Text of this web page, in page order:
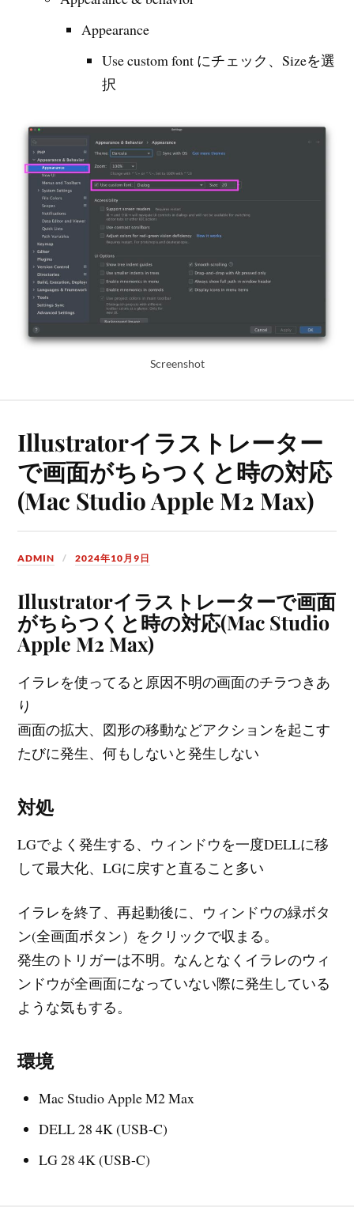
Appearance
Use custom font にチェック、Sizeを選
択
Screenshot
Illustratorイラストレーター
で画面がちらつくと時の対応
(Mac Studio Apple M2 Max)
ADMIN 2024年10月9日
Illustratorイラストレーターで画面
がちらつくと時の対応(Mac Studio
Apple M2 Max)
イラレを使ってると原因不明の画面のチラつきあ
り
画面の拡大、図形の移動などアクションを起こす
たびに発生、何もしないと発生しない
対処
LGでよく発生する、ウィンドウを一度DELLに移
して最大化、LGに戻すと直ること多い
イラレを終了、再起動後に、ウィンドウの緑ボタ
ン(全画面ボタン）をクリックで収まる。
発生のトリガーは不明。なんとなくイラレのウィ
ンドウが全画面になっていない際に発生している
ような気もする。
環境
Mac Studio Apple M2 Max
DELL 28 4K (USB-C)
LG 28 4K (USB-C)